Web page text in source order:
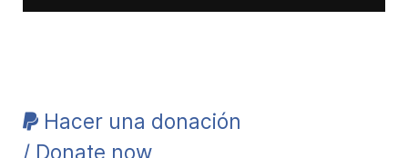
Hacer una donación
/ Donate now